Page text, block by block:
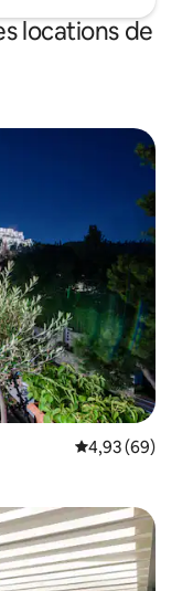
locations de
Évaluation
4,93 (69)